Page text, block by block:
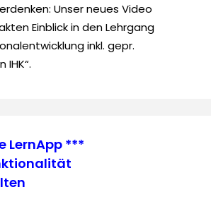
Unser neues Video
Einblick in den Lehrgang
inkl. gepr.
LernApp ***